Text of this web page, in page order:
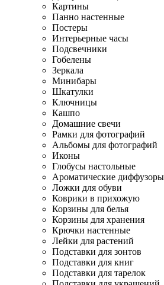
Картины
Панно настенные
Постеры
Интерьерные часы
Подсвечники
Гобелены
Зеркала
Минибары
Шкатулки
Ключницы
Кашпо
Домашние свечи
Рамки для фотографий
Альбомы для фотографий
Иконы
Глобусы настольные
Ароматические диффузоры
Ложки для обуви
Коврики в прихожую
Корзины для белья
Корзины для хранения
Крючки настенные
Лейки для растений
Подставки для зонтов
Подставки для книг
Подставки для тарелок